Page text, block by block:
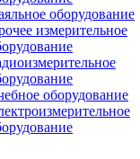
оборудование
измерительное
оборудование